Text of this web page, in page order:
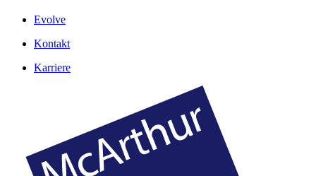
Evolve
Kontakt
Karriere